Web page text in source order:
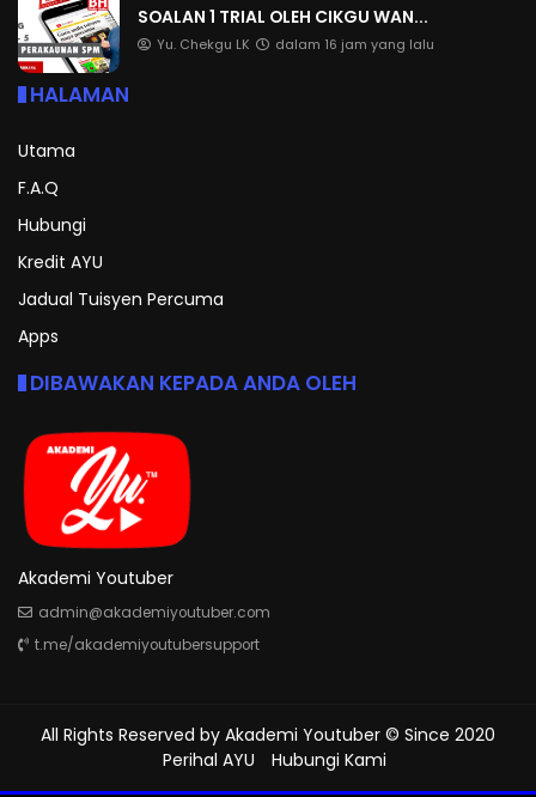
SOALAN 1 TRIAL OLEH CIKGU WAN...
Yu. Chekgu LK dalam 16 jam yang lalu
HALAMAN
Utama
F.A.Q
Hubungi
Kredit AYU
Jadual Tuisyen Percuma
Apps
DIBAWAKAN KEPADA ANDA OLEH
Akademi Youtuber
admin@akademiyoutuber.com
t.me/akademiyoutubersupport
All Rights Reserved by Akademi Youtuber © Since 2020
Perihal AYU
Hubungi Kami